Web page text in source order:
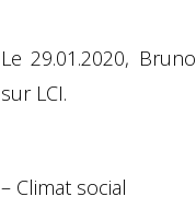
Le 29.01.2020,
sur LCI.
– Climat social